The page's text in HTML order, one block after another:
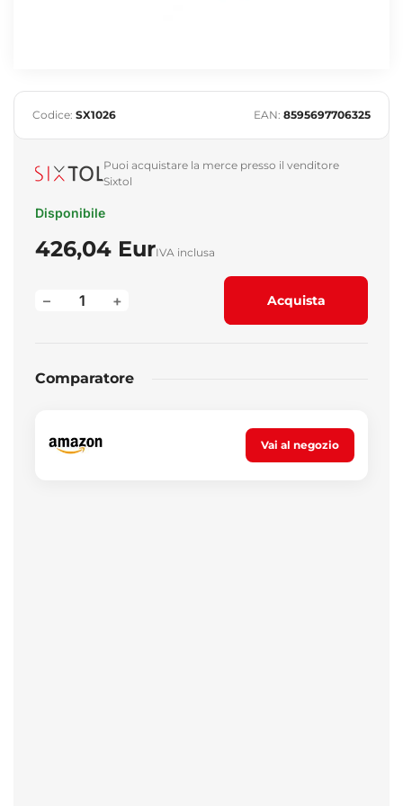
Codice: SX1026 EAN: 8595697706325
Puoi acquistare la merce presso il venditore
Sixtol
Disponibile
426,04 EurIVA inclusa
+
– Acquista
Comparatore
Vai al negozio